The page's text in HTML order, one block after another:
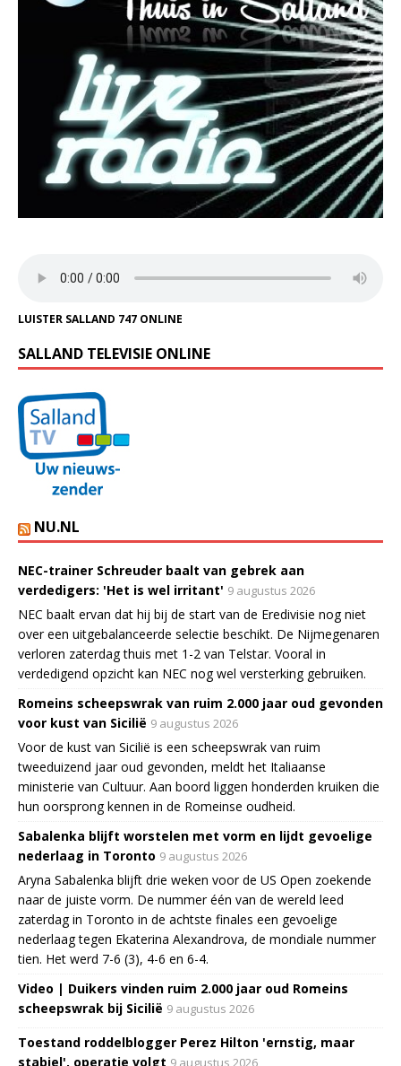
LUISTER SALLAND 747 ONLINE
SALLAND TELEVISIE ONLINE
NU.NL
NEC-trainer Schreuder baalt van gebrek aan
verdedigers: 'Het is wel irritant' 9 augustus 2026
NEC baalt ervan dat hij bij de start van de Eredivisie nog niet
over een uitgebalanceerde selectie beschikt. De Nijmegenaren
verloren zaterdag thuis met 1-2 van Telstar. Vooral in
verdedigend opzicht kan NEC nog wel versterking gebruiken.
Romeins scheepswrak van ruim 2.000 jaar oud gevonden
voor kust van Sicilië 9 augustus 2026
Voor de kust van Sicilië is een scheepswrak van ruim
tweeduizend jaar oud gevonden, meldt het Italiaanse
ministerie van Cultuur. Aan boord liggen honderden kruiken die
hun oorsprong kennen in de Romeinse oudheid.
Sabalenka blijft worstelen met vorm en lijdt gevoelige
nederlaag in Toronto 9 augustus 2026
Aryna Sabalenka blijft drie weken voor de US Open zoekende
naar de juiste vorm. De nummer één van de wereld leed
zaterdag in Toronto in de achtste finales een gevoelige
nederlaag tegen Ekaterina Alexandrova, de mondiale nummer
tien. Het werd 7-6 (3), 4-6 en 6-4.
Video | Duikers vinden ruim 2.000 jaar oud Romeins
scheepswrak bij Sicilië 9 augustus 2026
Toestand roddelblogger Perez Hilton 'ernstig, maar
stabiel', operatie volgt 9 augustus 2026